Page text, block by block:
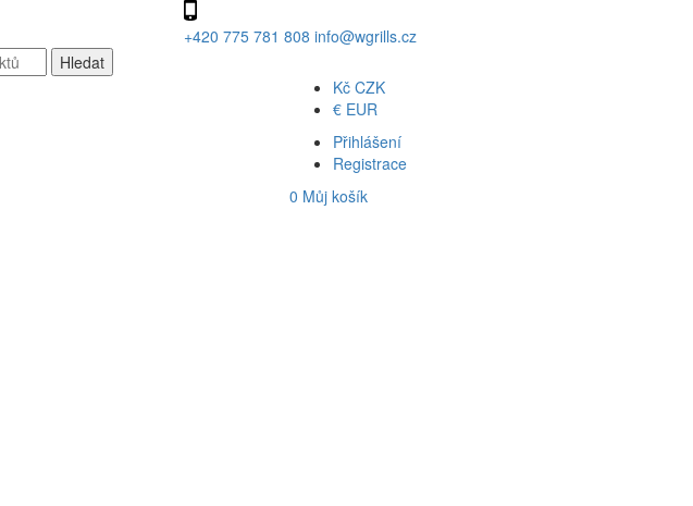
+420 775 781 808 info@wgrills.cz
Kč CZK
€ EUR
Přihlášení
Registrace
0 Můj košík